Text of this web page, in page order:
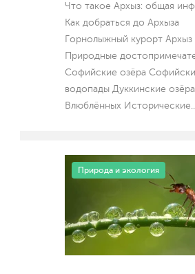
Что такое Архыз: общая
Как добраться до Архыза
Горнолыжный курорт Архыз
Природные
Софийские озёра
водопады Дуккинские
Влюблённых Исторические
Природа и экология